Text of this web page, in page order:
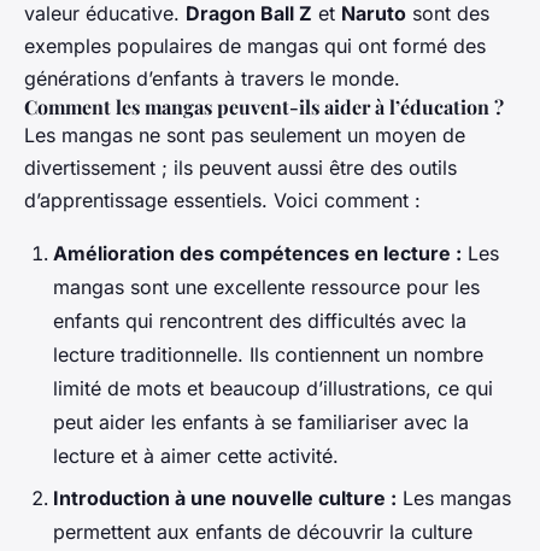
valeur éducative. Dragon Ball Z et Naruto sont des
exemples populaires de mangas qui ont formé des
générations d’enfants à travers le monde.
Comment les mangas peuvent-ils aider à l’éducation ?
Les mangas ne sont pas seulement un moyen de
divertissement ; ils peuvent aussi être des outils
d’apprentissage essentiels. Voici comment :
Amélioration des compétences en lecture : Les
mangas sont une excellente ressource pour les
enfants qui rencontrent des difficultés avec la
lecture traditionnelle. Ils contiennent un nombre
limité de mots et beaucoup d’illustrations, ce qui
peut aider les enfants à se familiariser avec la
lecture et à aimer cette activité.
Introduction à une nouvelle culture : Les mangas
permettent aux enfants de découvrir la culture